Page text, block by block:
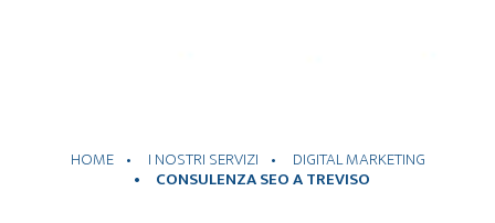
HOME I NOSTRI SERVIZI DIGITAL MARKETING
CONSULENZA SEO A TREVISO